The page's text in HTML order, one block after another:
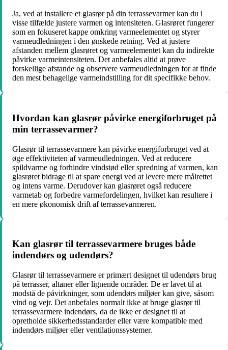
Ja, ved at installere et glasrør på din terrassevarmer kan du i
visse tilfælde justere varmen og intensiteten. Glasrøret fungerer
som en fokuseret kappe omkring varmeelementet og styrer
varmeudledningen i den ønskede retning. Ved at justere
afstanden mellem glasrøret og varmeelementet kan du indirekte
påvirke varmeintensiteten. Det anbefales altid at prøve
forskellige afstande og observere varmeudledningen for at finde
den mest behagelige varmeindstilling for dit specifikke behov.
Hvordan kan glasrør påvirke energiforbruget på
min terrassevarmer?
Glasrør til terrassevarmere kan påvirke energiforbruget ved at
øge effektiviteten af varmeudledningen. Ved at reducere
spildvarme og forhindre vindstød eller spredning af varmen, kan
glasrøret bidrage til at spare energi ved at levere mere målrettet
og intens varme. Derudover kan glasrøret også reducere
varmetab og forbedre varmefordelingen, hvilket kan resultere i
en mere økonomisk drift af terrassevarmeren.
Kan glasrør til terrassevarmere bruges både
indendørs og udendørs?
Glasrør til terrassevarmere er primært designet til udendørs brug
på terrasser, altaner eller lignende områder. De er lavet til at
modstå de påvirkninger, som udendørs miljøer kan give, såsom
vind og vejr. Det anbefales normalt ikke at bruge glasrør til
terrassevarmere indendørs, da de ikke er designet til at
opretholde sikkerhedsstandarder eller være kompatible med
indendørs miljøer eller ventilationssystemer.